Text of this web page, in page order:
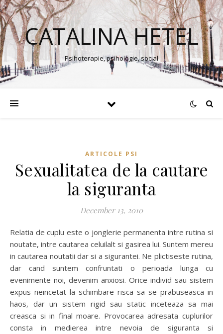
CATALINA HETEL
Psihoterapie, psihologie, social
ARTICOLE PSI
Sexualitatea de la cautare
la siguranta
December 13, 2010
Relatia de cuplu este o jonglerie permanenta intre rutina si
noutate, intre cautarea celuilalt si gasirea lui. Suntem mereu
in cautarea noutatii dar si a sigurantei. Ne plictiseste rutina,
dar cand suntem confruntati o perioada lunga cu
evenimente noi, devenim anxiosi. Orice individ sau sistem
expus neincetat la schimbare risca sa se prabuseasca in
haos, dar un sistem rigid sau static inceteaza sa mai
creasca si in final moare. Provocarea adresata cuplurilor
consta in medierea intre nevoia de siguranta si